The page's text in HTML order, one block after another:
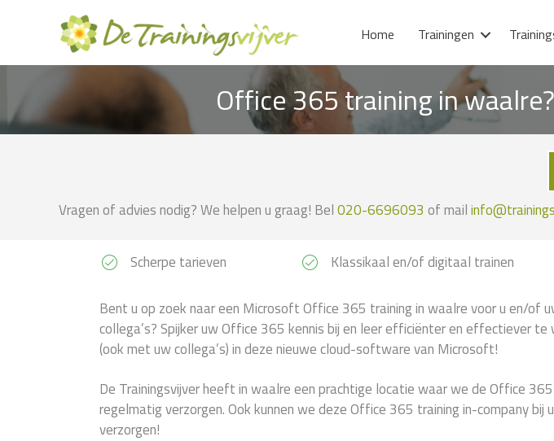
inhoud
Home Trainingen
Office 365 training in
Vragen of advies nodig? We helpen u graag! Bel020-6696093 of mail
Scherpe tarieven Klassikaal en/of digitaal trainen
Bent u op zoek naar een Microsoft Office 365 training in waalre voor u en/of
collega’s? Spijker uw Office 365 kennis bij en leer efficiënter en effectiever te
(ook met uw collega’s) in deze nieuwe cloud-software van Microsoft!
De Trainingsvijver heeft in waalre een prachtige locatie waar we de Office
regelmatig verzorgen. Ook kunnen we deze Office 365 training in-company bij
verzorgen!